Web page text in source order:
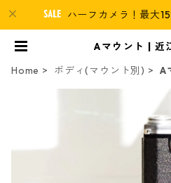
ハーフカメラ！最大
Aマウント | 近
Home
ボディ(マウント別) A